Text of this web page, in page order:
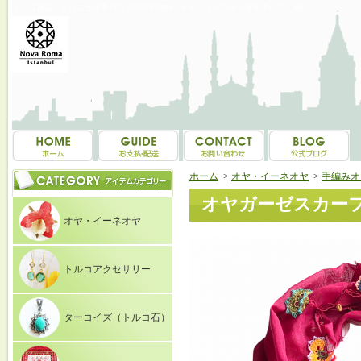
オヤ・イーネオヤ
トルコアクセサリー
ターコイズ（トルコ石）
ホーム > オヤ・イーネオヤ > 手編み
オヤガーゼスカー